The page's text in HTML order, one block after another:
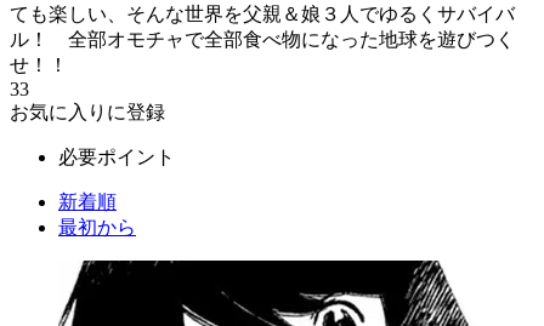
ても楽しい、そんな世界を父親＆娘３人でゆるくサバイバ
ル！ 全部オモチャで全部食べ物になった地球を遊びつく
せ！！
33
お気に入りに登録
必要ポイント
新着順
最初から